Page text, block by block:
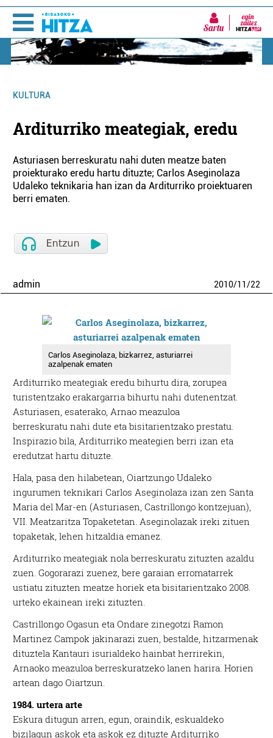
Sartu
KULTURA
Arditurriko meategiak, eredu
Asturiasen berreskuratu nahi duten meatze baten
proiekturako eredu hartu dituzte; Carlos Aseginolaza
Udaleko teknikaria han izan da Arditurriko proiektuaren
berri ematen.
admin 2010/11/22
Carlos Aseginolaza, bizkarrez, asturiarrei
azalpenak ematen
Arditurriko meategiak eredu bihurtu dira, zorupea
turistentzako erakargarria bihurtu nahi dutenentzat.
Asturiasen, esaterako, Arnao meazuloa
berreskuratu nahi dute eta bisitarientzako prestatu.
Inspirazio bila, Arditurriko meategien berri izan eta
eredutzat hartu dituzte.
Hala, pasa den hilabetean, Oiartzungo Udaleko
ingurumen teknikari Carlos Aseginolaza izan zen Santa
Maria del Mar-en (Asturiasen, Castrillongo kontzejuan),
VII. Meatzaritza Topaketetan. Aseginolazak ireki zituen
topaketak, lehen hitzaldia emanez.
Arditurriko meategiak nola berreskuratu zituzten azaldu
zuen. Gogorarazi zuenez, bere garaian erromatarrek
ustiatu zituzten meatze horiek eta bisitarientzako 2008.
urteko ekainean ireki zituzten.
Castrillongo Ogasun eta Ondare zinegotzi Ramon
Martinez Campok jakinarazi zuen, bestalde, hitzarmenak
dituztela Kantauri isurialdeko hainbat herrirekin,
Arnaoko meazuloa berreskuratzeko lanen harira. Horien
artean dago Oiartzun.
1984. urtera arte
Eskura ditugun arren, egun, oraindik, eskualdeko
bizilagun askok eta askok ez dituzte Arditurriko